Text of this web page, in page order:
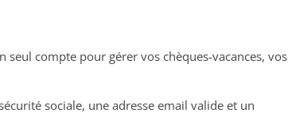
seul compte pour gérer vos chèques-vacances, vos
sociale, une adresse email valide et un